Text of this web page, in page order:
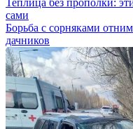
сами
Борьба с сорняками
дачников